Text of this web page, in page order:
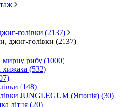
голівки (2137)
джиг-голівки (2137)
мирну рибу (1000)
хижака (532)
(148)
JUNGLEGUM (Японія) (30)
літня (20)